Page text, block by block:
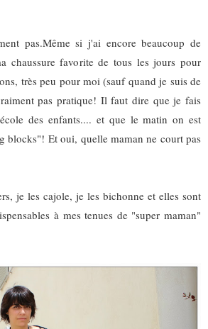
pas.Même si j'ai encore beaucoup de
chaussure favorite de tous les jours pour
très peu pour moi (sauf quand je suis de
pas pratique! Il faut dire que je fais
des enfants.... et que le matin on est
blocks"! Et oui, quelle maman ne court pas
je les cajole, je les bichonne et elles sont
à mes tenues de "super maman"